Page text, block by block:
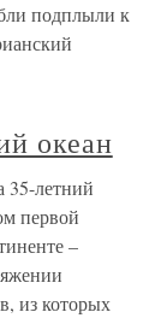
подплыли к
океан
летний
первой
–
из которых